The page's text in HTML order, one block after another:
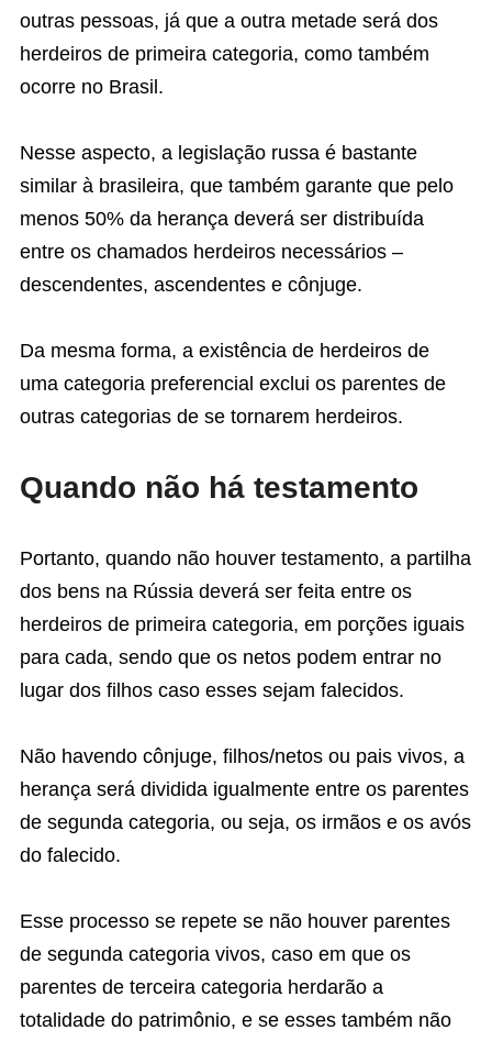
outras pessoas, já que a outra metade será dos
herdeiros de primeira categoria, como também
ocorre no Brasil.
Nesse aspecto, a legislação russa é bastante
similar à brasileira, que também garante que pelo
menos 50% da herança deverá ser distribuída
entre os chamados herdeiros necessários –
descendentes, ascendentes e cônjuge.
Da mesma forma, a existência de herdeiros de
uma categoria preferencial exclui os parentes de
outras categorias de se tornarem herdeiros.
Quando não há testamento
Portanto, quando não houver testamento, a partilha
dos bens na Rússia deverá ser feita entre os
herdeiros de primeira categoria, em porções iguais
para cada, sendo que os netos podem entrar no
lugar dos filhos caso esses sejam falecidos.
Não havendo cônjuge, filhos/netos ou pais vivos, a
herança será dividida igualmente entre os parentes
de segunda categoria, ou seja, os irmãos e os avós
do falecido.
Esse processo se repete se não houver parentes
de segunda categoria vivos, caso em que os
parentes de terceira categoria herdarão a
totalidade do patrimônio, e se esses também não